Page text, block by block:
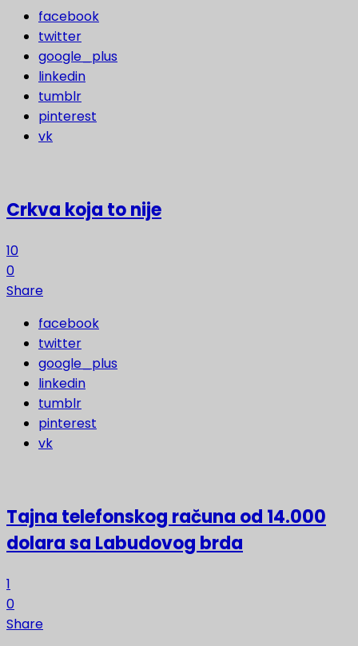
facebook
twitter
google_plus
linkedin
tumblr
pinterest
vk
Crkva koja to nije
10
0
Share
facebook
twitter
google_plus
linkedin
tumblr
pinterest
vk
Tajna telefonskog računa od 14.000
dolara sa Labudovog brda
1
0
Share